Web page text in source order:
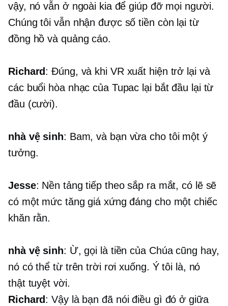
vậy, nó vẫn ở ngoài kia để giúp đỡ mọi người.
Chúng tôi vẫn nhận được số tiền còn lại từ
đồng hồ và quảng cáo.
Richard: Đúng, và khi VR xuất hiện trở lại và
các buổi hòa nhạc của Tupac lại bắt đầu lại từ
đầu (cười).
nhà vệ sinh: Bam, và bạn vừa cho tôi một ý
tưởng.
Jesse: Nền tảng tiếp theo sắp ra mắt, có lẽ sẽ
có một mức tăng giá xứng đáng cho một chiếc
khăn rằn.
nhà vệ sinh: Ừ, gọi là tiền của Chúa cũng hay,
nó có thể từ trên trời rơi xuống. Ý tôi là, nó
thật tuyệt vời.
Richard: Vậy là bạn đã nói điều gì đó ở giữa